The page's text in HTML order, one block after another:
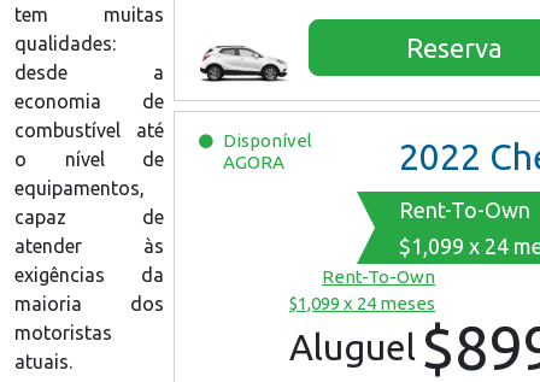
Reserva
Disponível
AGORA
2022 Chevrolet
Rent-To-Own
$1,099 x 24
Rent-To-Own
$1,099 x 24 meses
Aluguel
tem muitas
qualidades:
desde a
economia de
combustível até
o nível de
equipamentos,
capaz de
atender às
exigências da
maioria dos
motoristas
atuais.